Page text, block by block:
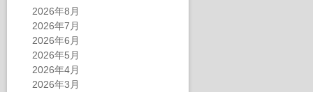
2026年8月
2026年7月
2026年6月
2026年5月
2026年4月
2026年3月